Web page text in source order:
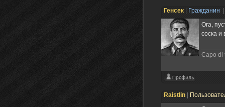
Генсек Гражданин
Ога,
соска
Capo di
Raistlin